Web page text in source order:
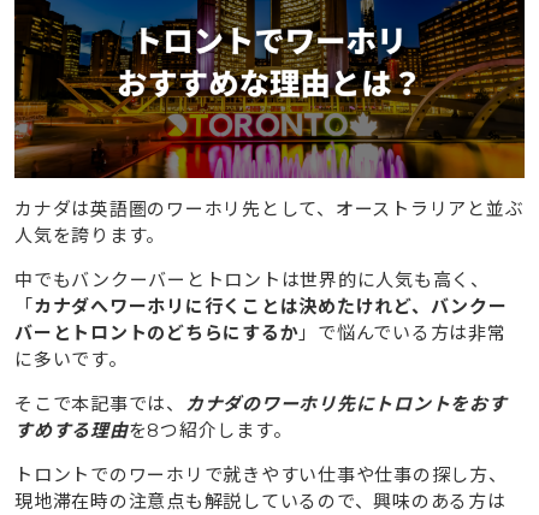
カナダは英語圏のワーホリ先として、オーストラリアと並ぶ
人気を誇ります。
中でもバンクーバーとトロントは世界的に人気も高く、
「カナダへワーホリに行くことは決めたけれど、バンクー
バーとトロントのどちらにするか 」で悩んでいる方は非常
に多いです。
そこで本記事では、 カナダのワーホリ先にトロントをおす
すめする理由を8つ紹介します。
トロントでのワーホリで就きやすい仕事や仕事の探し方、
現地滞在時の注意点も解説しているので、興味のある方は